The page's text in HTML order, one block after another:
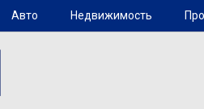
Авто Недвижимость